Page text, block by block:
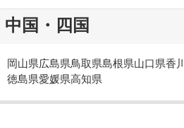
中国・四国
岡山県広島県鳥取県島根県山口県香
徳島県愛媛県高知県
フ積極採用中！